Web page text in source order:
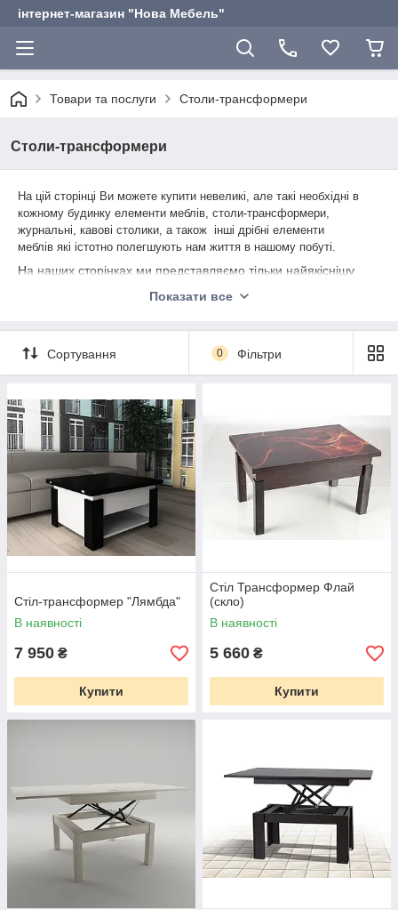
інтернет-магазин "Нова Мебель"
Товари та послуги Столи-трансформери
Столи-трансформери
На цій сторінці Ви можете купити невеликі, але такі необхідні в
кожному будинку елементи меблів, столи-трансформери,
журнальні, кавові столики, а також інші дрібні елементи
меблів які істотно полегшують нам життя в нашому побуті.
На наших сторінках ми представляємо тільки найякіснішу
представлені товари цієї категорії зарекомендували себе з
Всі столи з категорії " Трансформери" мають заводську
гарантію не менш ніж 12 місяців.Купити меблі
онлайн-подавши заявку на нашому сайті.
Показати все
Сортування 0 Фільтри
Стіл-трансформер "Лямбда"
В наявності
7 950 ₴
Купити
Стіл Трансформер Флай
(скло)
В наявності
5 660 ₴
Купити